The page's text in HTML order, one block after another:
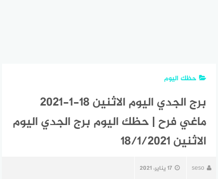
حظك اليوم
برج الجدي اليوم الاثنين 18-1-2021
ماغي فرح | حظك اليوم برج الجدي اليوم
الاثنين 18/1/2021
seso 17 يناير، 2021